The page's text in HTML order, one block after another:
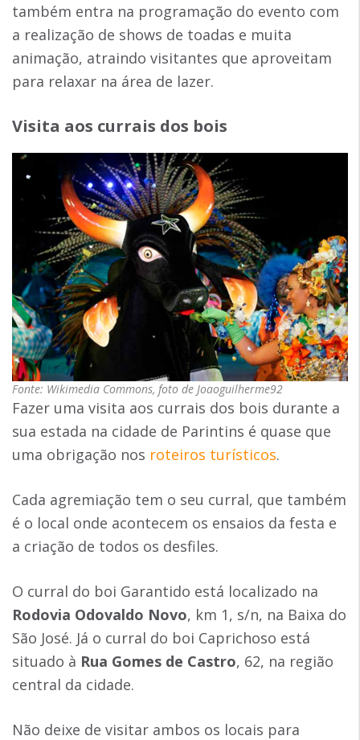
também entra na programação do evento com
a realização de shows de toadas e muita
animação, atraindo visitantes que aproveitam
para relaxar na área de lazer.
Visita aos currais dos bois
Fonte: Wikimedia Commons, foto de Joaoguilherme92
Fazer uma visita aos currais dos bois durante a
sua estada na cidade de Parintins é quase que
uma obrigação nos roteiros turísticos.
Cada agremiação tem o seu curral, que também
é o local onde acontecem os ensaios da festa e
a criação de todos os desfiles.
O curral do boi Garantido está localizado na
Rodovia Odovaldo Novo, km 1, s/n, na Baixa do
São José. Já o curral do boi Caprichoso está
situado à Rua Gomes de Castro, 62, na região
central da cidade.
Não deixe de visitar ambos os locais para